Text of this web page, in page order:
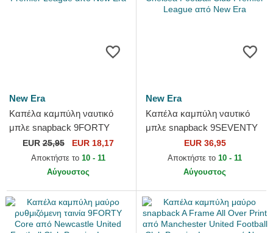
New Era
Καπέλα καμπύλη ναυτικό
μπλε snapback 9FORTY
Core από Chelsea Football
Club Premier League από
EUR25,95 EUR 18,17
Αποκτήστε το 10 - 11
Αύγουστος
New Era
Καπέλα καμπύλη ναυτικό
μπλε snapback 9SEVENTY
Stretch Snap Iridiscent από
Chelsea Football Club...
EUR 36,95
Αποκτήστε το 10 - 11
Αύγουστος